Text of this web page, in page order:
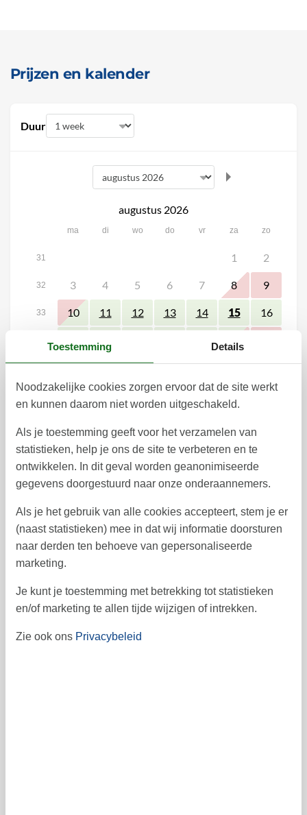
Prijzen en kalender
Duur
augustus 2026
ma di wo do vr za zo
31 1 2
32 3 4 5 6 7 8 9
33 10 11 12 13 14 15 16
35 24 25 26 27 28 29 30
31
ma di wo do vr za
36 1 2 3 4 5
7 8 9 10 11 12 13
38 14 15 16 17 18 19 20
39 21 22 23 24 25 26
Toestemming Details
Noodzakelijke cookies zorgen ervoor dat de site werkt
en kunnen daarom niet worden uitgeschakeld.
Als je toestemming geeft voor het verzamelen van
statistieken, help je ons de site te verbeteren en te
ontwikkelen. In dit geval worden geanonimiseerde
gegevens doorgestuurd naar onze onderaannemers.
Als je het gebruik van alle cookies accepteert, stem je er
(naast statistieken) mee in dat wij informatie doorsturen
naar derden ten behoeve van gepersonaliseerde
marketing.
Je kunt je toestemming met betrekking tot statistieken
en/of marketing te allen tijde wijzigen of intrekken.
Zie ook ons Privacybeleid